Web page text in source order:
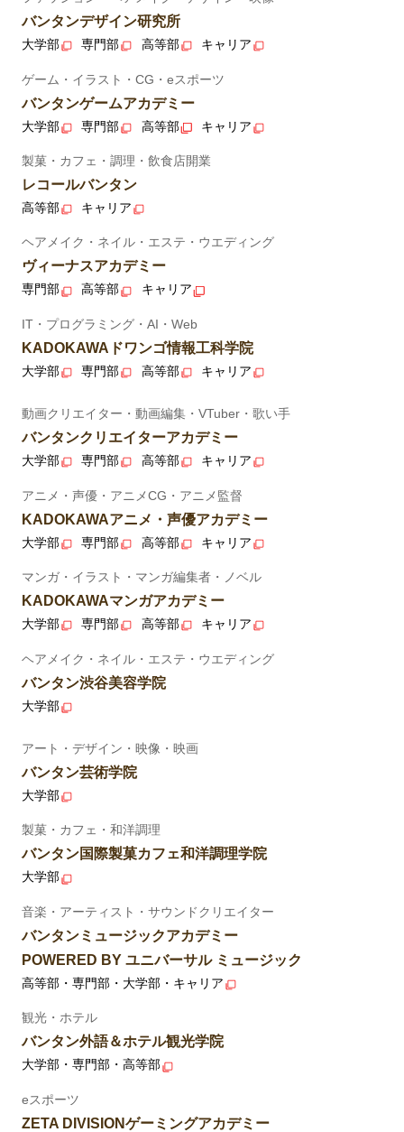
バンタンデザイン研究所
大学部 専門部 高等部 キャリア
ゲーム・イラスト・CG・eスポーツ
バンタンゲームアカデミー
大学部 専門部 高等部 キャリア
製菓・カフェ・調理・飲食店開業
レコールバンタン
高等部 キャリア
ヘアメイク・ネイル・エステ・ウエディング
ヴィーナスアカデミー
専門部 高等部 キャリア
IT・プログラミング・AI・Web
KADOKAWAドワンゴ情報工科学院
大学部 専門部 高等部 キャリア
動画クリエイター・動画編集・VTuber・歌い手
バンタンクリエイターアカデミー
大学部 専門部 高等部 キャリア
アニメ・声優・アニメCG・アニメ監督
KADOKAWAアニメ・声優アカデミー
大学部 専門部 高等部 キャリア
マンガ・イラスト・マンガ編集者・ノベル
KADOKAWAマンガアカデミー
大学部 専門部 高等部 キャリア
ヘアメイク・ネイル・エステ・ウエディング
バンタン渋谷美容学院
大学部
アート・デザイン・映像・映画
バンタン芸術学院
大学部
製菓・カフェ・和洋調理
バンタン国際製菓カフェ和洋調理学院
大学部
音楽・アーティスト・サウンドクリエイター
バンタンミュージックアカデミー
POWERED BY ユニバーサル ミュージック
高等部・専門部・大学部・キャリア
観光・ホテル
バンタン外語＆ホテル観光学院
大学部・専門部・高等部
eスポーツ
ZETA DIVISIONゲーミングアカデミー